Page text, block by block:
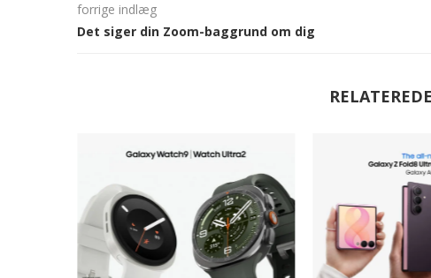
forrige indlæg
Det siger din Zoom-baggrund om dig